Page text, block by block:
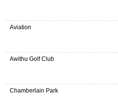
Aviation
Awithu Golf Club
Chamberlain Park